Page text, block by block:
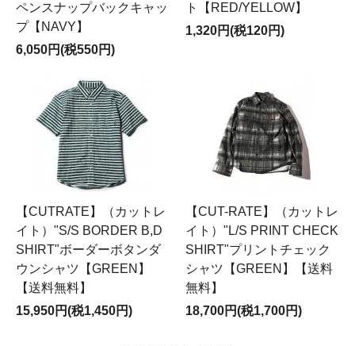
ペンスナップバックキャッ
プ【NAVY】
6,050円(税550円)
ト【RED/YELLOW】
1,320円(税120円)
【CUTRATE】（カットレ
イト）"S/S BORDER B,D
SHIRT"ボーダーボタンダ
ウンシャツ【GREEN】
【送料無料】
15,950円(税1,450円)
【CUT-RATE】（カットレ
イト）"L/S PRINT CHECK
SHIRT"プリントチェック
シャツ【GREEN】【送料
無料】
18,700円(税1,700円)